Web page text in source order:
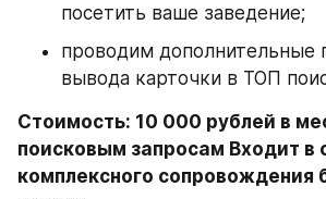
посетить ваше заведение;
проводим дополнительные
вывода карточки в ТОП
Стоимость: 10 000 рублей в
поисковым запросам Входит в
комплексного сопровождения